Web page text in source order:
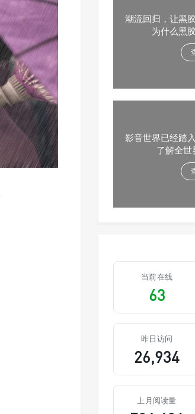
潮流回归，让黑
为什么黑
影音世界已经踏
了解全世
当前在线
63
昨日访问
26,934
上月阅读量